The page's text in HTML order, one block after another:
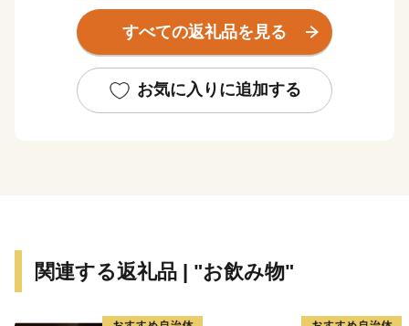
折々の自然を感じられます。平成29年4月には、耶馬渓
を中心とした地域が、日本遺産に認定されました。
九州で唯一現存する扇形の機関庫『旧豊後森機関庫』と
『転車台』が国の有形文化財に登録され、全国から観光
すべての返礼品を見る
お気に入りに追加する
関連する返礼品 | "お飲み物"